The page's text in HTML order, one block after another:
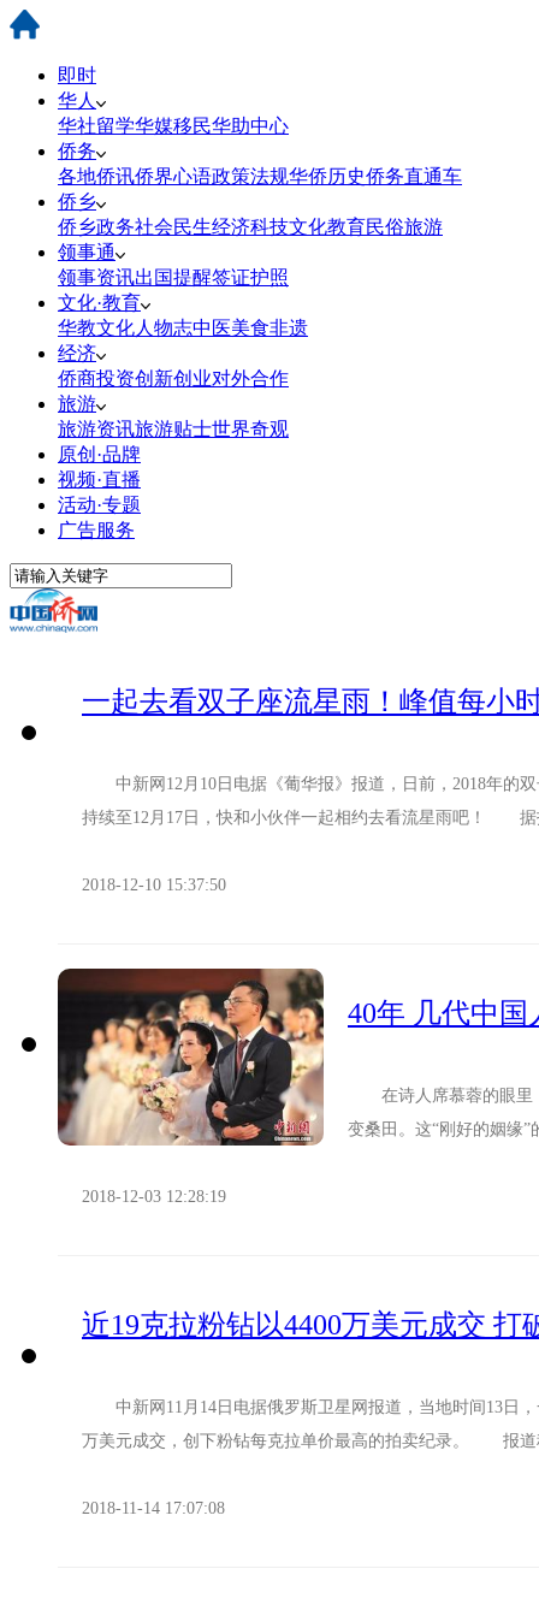
即时
华人
华社留学华媒移民华助中心
侨务
各地侨讯侨界心语政策法规华侨历史侨务直通车
侨乡
侨乡政务社会民生经济科技文化教育民俗旅游
领事通
领事资讯出国提醒签证护照
文化·教育
华教文化人物志中医美食非遗
经济
侨商投资创新创业对外合作
旅游
旅游资讯旅游贴士世界奇观
原创·品牌
视频·直播
活动·专题
广告服务
一起去看双子座流星雨！峰值每小
中新网12月10日电据《葡华报》报道，日前，2018年的双
持续至12月17日，快和小伙伴一起相约去看流星雨吧！ 据
2018-12-10 15:37:50
40年 几代中
在诗人席慕蓉的眼里
变桑田。这“刚好的姻
2018-12-03 12:28:19
近19克拉粉钻以4400万美元成交 打
中新网11月14日电据俄罗斯卫星网报道，当地时间13日，
万美元成交，创下粉钻每克拉单价最高的拍卖纪录。 报道
2018-11-14 17:07:08